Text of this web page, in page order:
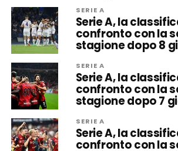
SERIE A
Serie A, la
confronto con la
stagione dopo 8
SERIE A
Serie A, la
confronto con la
stagione dopo 7
SERIE A
Serie A, la
confronto con la